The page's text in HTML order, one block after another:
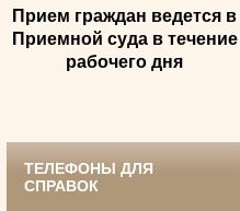
Андрющенкова Тамара Ивановна
Труженица тыла в годы
Великой Отечественной войны
Судья Белгородского областного суда
Прием граждан ведется в
Приемной суда в течение
рабочего дня
ТЕЛЕФОНЫ ДЛЯ
СПРАВОК